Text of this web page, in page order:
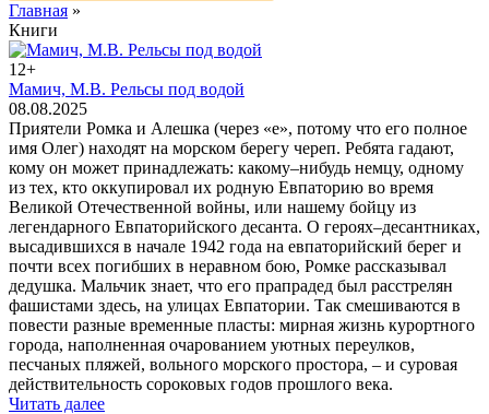
Главная »
Книги
12+
Мамич, М.В. Рельсы под водой
08.08.2025
Приятели Ромка и Алешка (через «е», потому что его полное
имя Олег) находят на морском берегу череп. Ребята гадают,
кому он может принадлежать: какому–нибудь немцу, одному
из тех, кто оккупировал их родную Евпаторию во время
Великой Отечественной войны, или нашему бойцу из
легендарного Евпаторийского десанта. О героях–десантниках,
высадившихся в начале 1942 года на евпаторийский берег и
почти всех погибших в неравном бою, Ромке рассказывал
дедушка. Мальчик знает, что его прапрадед был расстрелян
фашистами здесь, на улицах Евпатории. Так смешиваются в
повести разные временные пласты: мирная жизнь курортного
города, наполненная очарованием уютных переулков,
песчаных пляжей, вольного морского простора, – и суровая
действительность сороковых годов прошлого века.
Читать далее